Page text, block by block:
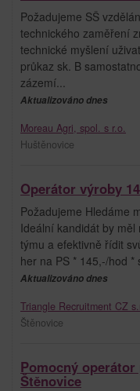
Požadujeme SŠ
technického zaměření
technické myšlení
průkaz sk. B
zázemí...
Aktualizováno dnes
Moreau Agri, spol. s r.o.
Huštěnovice
Operátor výroby
Požadujeme Hledáme
Ideální kandidát by
týmu a efektivně řídit
her na PS * 145,-/hod *
Aktualizováno dnes
Triangle Recruitment CZ
Štěnovice
Pomocný operátor
Štěnovice